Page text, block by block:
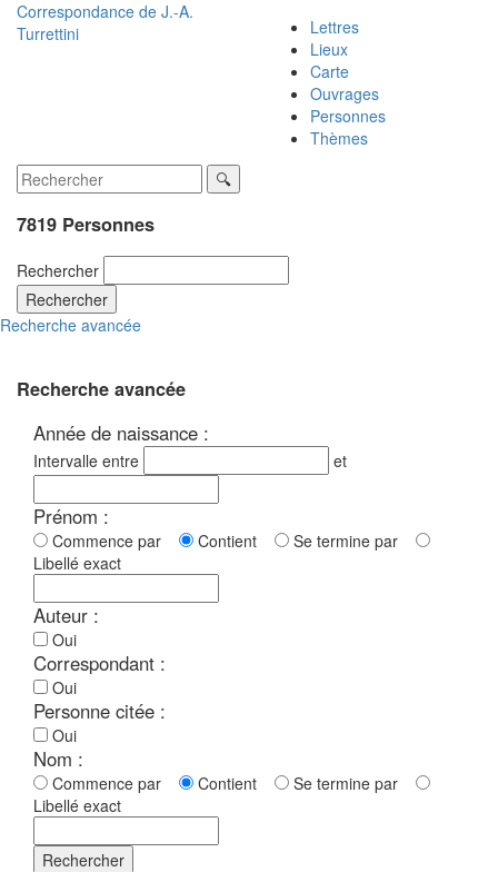
Correspondance de J.-A.
Turrettini
Lettres
Lieux
Carte
Ouvrages
Personnes
Thèmes
7819 Personnes
Rechercher
Rechercher
Recherche avancée
Recherche avancée
Année de naissance :
Intervalle entre et
Prénom :
Commence par Contient
Se termine par
Libellé exact
Auteur :
Oui
Correspondant :
Oui
Personne citée :
Oui
Nom :
Commence par Contient
Se termine par
Libellé exact
Rechercher